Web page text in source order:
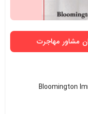
مشاور مهاجرت